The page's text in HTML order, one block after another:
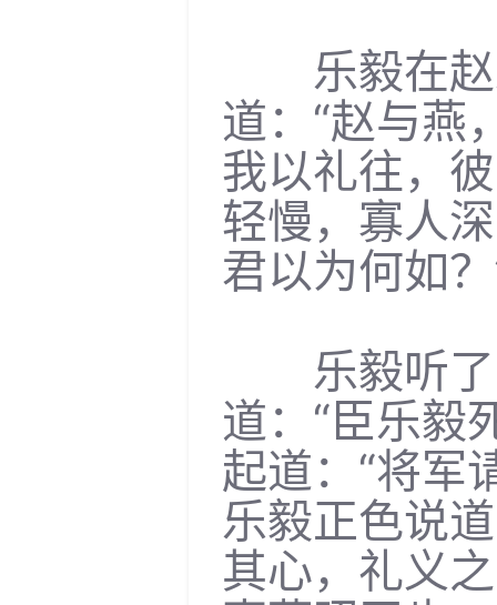
乐毅在赵
道：“赵与燕
我以礼往，
轻慢，寡人
君以为何如
乐毅听了
道：“臣乐毅
起道：“将军
乐毅正色说
其心，礼义